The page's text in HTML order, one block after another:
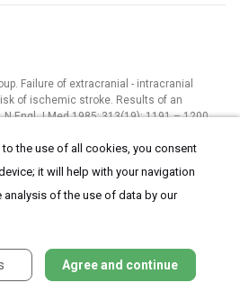
Failure of extracranial -⁠ intracranial
of ischemic stroke. Results of an
Engl J Med 1985; 313(19): 1191 –⁠ 1200.
G, Kirsch CM, Einhüpl
ICA occlusion and hemodynamic cerebral
236 –⁠ 244.
RM, Merkow MB, Otten ML, Sciacca RR et
failure secondary to athero‑-occlusive
Neurol Neurosurg 2009; 111(4): 319
to the use of all cookies, you consent
it will help with your navigation
analysis of the use of data by our
Agree and continue